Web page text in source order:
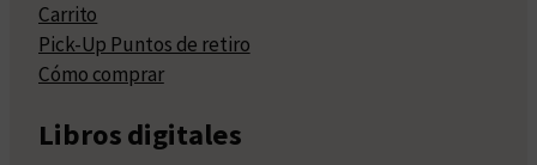
Carrito
Pick-Up Puntos de retiro
Cómo comprar
Libros digitales